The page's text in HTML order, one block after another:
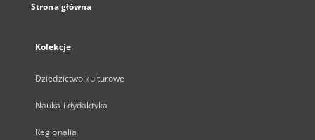
Strona główna
Kolekcje
Dziedzictwo kulturowe
Nauka i dydaktyka
Regionalia